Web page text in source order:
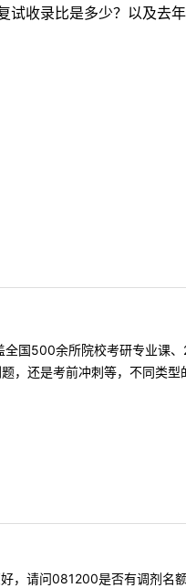
收录比是多少？以及去
国500余所院校考研专业课
，还是考前冲刺等，不同类
，请问081200是否有调剂名